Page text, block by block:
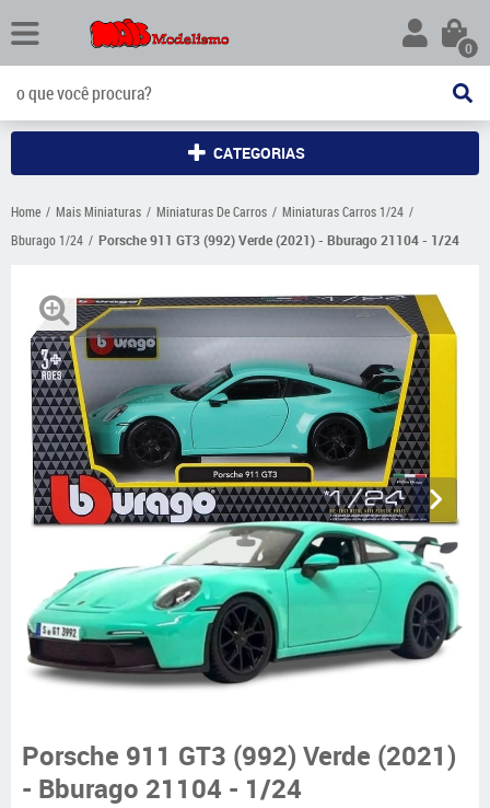
0
CATEGORIAS
Home Mais Miniaturas Miniaturas De Carros
Miniaturas Carros 1/24
Bburago 1/24
Porsche 911 GT3 (992) Verde (2021) - Bburago 21104 - 1/24
Porsche 911 GT3 (992) Verde (2021)
- Bburago 21104 - 1/24